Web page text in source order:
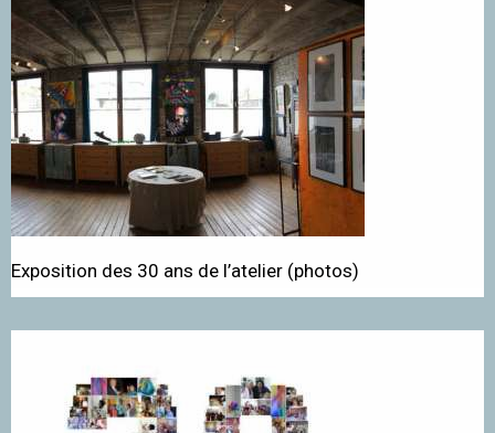
Exposition des 30 ans de l’atelier (photos)